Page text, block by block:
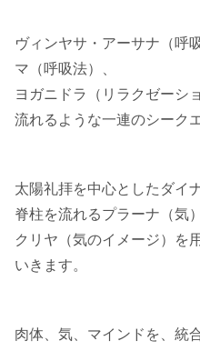
ヴィンヤサ・アーサナ（呼
マ（呼吸法）、
ヨガニドラ（リラクゼーシ
流れるような一連のシーク
太陽礼拝を中心としたダイ
脊柱を流れるプラーナ（気
クリヤ（気のイメージ）を
いきます。
肉体、気、マインドを、統